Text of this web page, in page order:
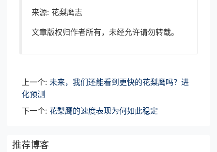
来源: 花梨鹰志
文章版权归作者所有，未经允许请勿转载。
上一个: 未来，我们还能看到更快的花梨鹰吗？进
化预测
下一个: 花梨鹰的速度表现为何如此稳定
推荐博客